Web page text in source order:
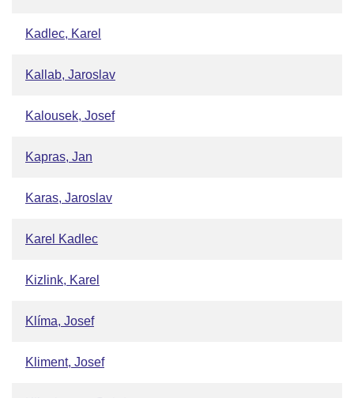
Kadlec, Karel
Kallab, Jaroslav
Kalousek, Josef
Kapras, Jan
Karas, Jaroslav
Karel Kadlec
Kizlink, Karel
Klíma, Josef
Kliment, Josef